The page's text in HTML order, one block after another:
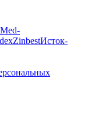
Med-
ZinbestИсток-